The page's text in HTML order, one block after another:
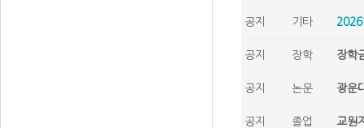
공지 기타 2026
공지 장학 장학
공지 논문 광운
공지 졸업 교원